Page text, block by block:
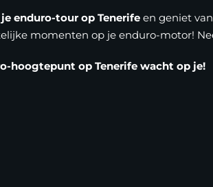
enduro-tour op Tenerife en geniet
momenten op je enduro-motor!
hoogtepunt op Tenerife wacht op je!